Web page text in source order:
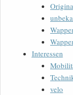
Interessen
velo